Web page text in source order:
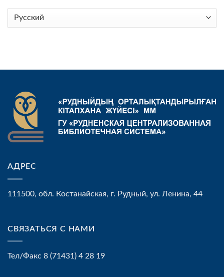
Выбрать
АДРЕС
111500, обл. Костанайская, г. Рудный, ул. Ленина, 44
СВЯЗАТЬСЯ С НАМИ
Тел/Факс 8 (71431) 4 28 19